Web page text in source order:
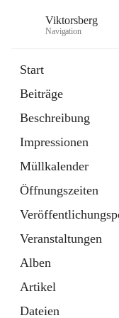
Viktorsberg
Navigation
Start
Beiträge
Beschreibung
Impressionen
Müllkalender
Öffnungszeiten
Veranstaltungen
Alben
Artikel
Dateien
1 Schnellzugriff
Bürgerservice
10 Schnellzugriffe